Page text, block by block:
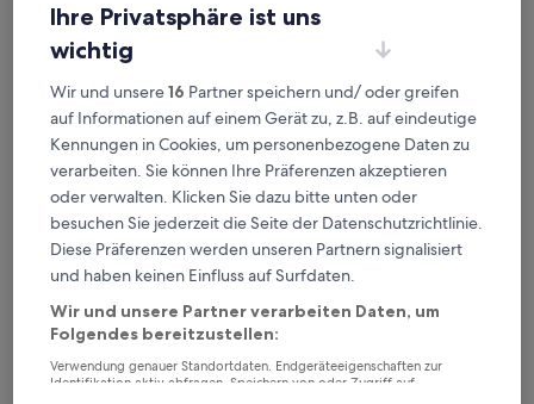
Kostenlose Stornierung bei
Planänderungen
Verdiene Prämien für jede
wahrgenommene Übernachtung
Mehr sparen mit Preisen für Mitglieder
Überprüfe die Preise für diese Daten
Heute
Morgen
Ihre Privatsphäre ist uns
wichtig
Wir und unsere16 Partner speichern und/ oder greifen
auf Informationen auf einem Gerät zu, z.B. auf eindeutige
Kennungen in Cookies, um personenbezogene Daten zu
verarbeiten. Sie können Ihre Präferenzen akzeptieren
oder verwalten. Klicken Sie dazu bitte unten oder
besuchen Sie jederzeit die Seite der Datenschutzrichtlinie.
Diese Präferenzen werden unseren Partnern signalisiert
und haben keinen Einfluss auf Surfdaten.
Wir und unsere Partner verarbeiten Daten, um
Folgendes bereitzustellen:
Verwendung genauer Standortdaten. Endgeräteeigenschaften zur
Identifikation aktiv abfragen. Speichern von oder Zugriff auf